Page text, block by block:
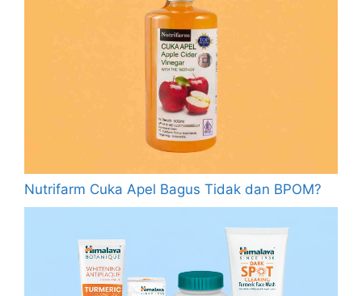
Nutrifarm Cuka Apel Bagus Tidak dan BPOM?